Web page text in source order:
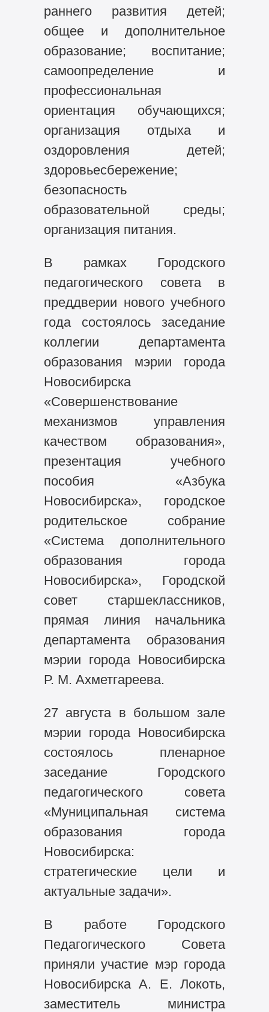
раннего развития детей;
общее и дополнительное
образование; воспитание;
самоопределение и
профессиональная
ориентация обучающихся;
организация отдыха и
оздоровления детей;
здоровьесбережение;
безопасность
образовательной среды;
организация питания.
В рамках Городского
педагогического совета в
преддверии нового учебного
года состоялось заседание
коллегии департамента
образования мэрии города
Новосибирска
«Совершенствование
механизмов управления
качеством образования»,
презентация учебного
пособия «Азбука
Новосибирска», городское
родительское собрание
«Система дополнительного
образования города
Новосибирска», Городской
совет старшеклассников,
прямая линия начальника
департамента образования
мэрии города Новосибирска
Р. М. Ахметгареева.
27 августа в большом зале
мэрии города Новосибирска
состоялось пленарное
заседание Городского
педагогического совета
«Муниципальная система
образования города
Новосибирска:
стратегические цели и
актуальные задачи».
В работе Городского
Педагогического Совета
приняли участие мэр города
Новосибирска А. Е. Локоть,
заместитель министра